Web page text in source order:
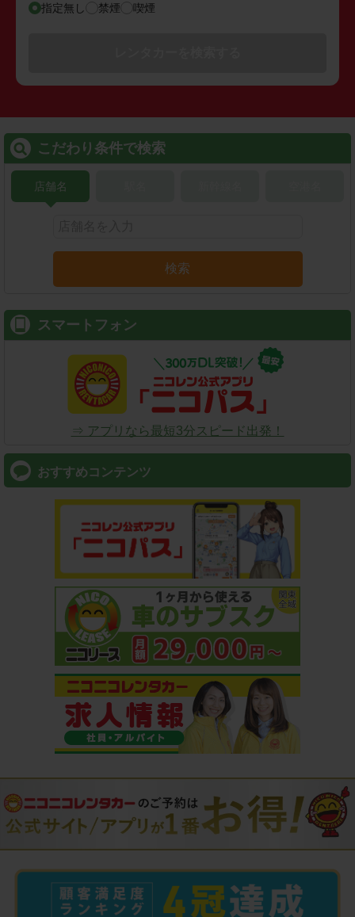
指定無し 禁煙 喫煙
こだわり条件で検索
店舗名
検索
スマートフォン
⇒ アプリなら最短3分スピード出発！
おすすめコンテンツ